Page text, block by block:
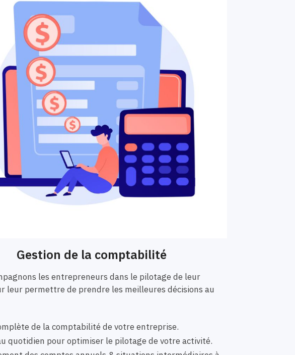
Gestion de la comptabilité
les entrepreneurs dans le pilotage de leur
leur permettre de prendre les meilleures décisions au
de la comptabilité de votre entreprise.
quotidien pour optimiser le pilotage de votre activité.